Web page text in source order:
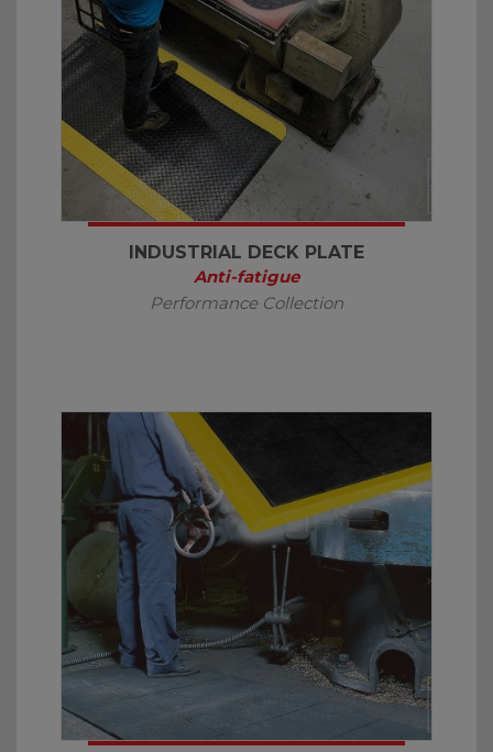
INDUSTRIAL DECK PLATE
Anti-fatigue
Performance Collection